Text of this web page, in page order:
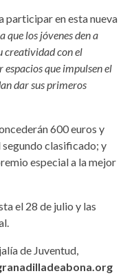
participar en esta nueva
que los jóvenes den a
creatividad con el
que impulsen el
dar sus primeros
600 euros y
segundo clasificado; y
especial a la mejor
el 28 de julio y las
de Juventud,